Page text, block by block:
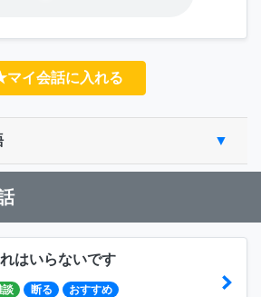
イ会話に入れる
はいらないです
談 断る おすすめ